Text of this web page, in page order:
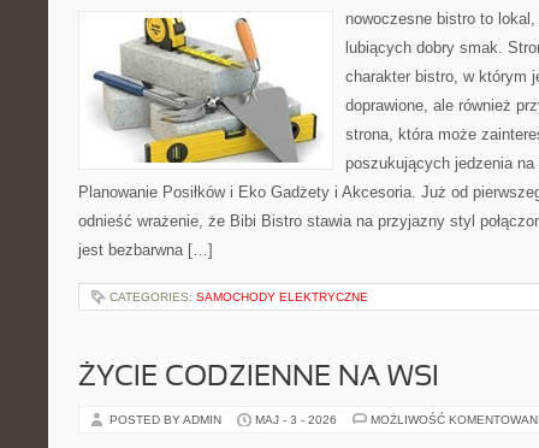
nowoczesne bistro to
lubiących dobry smak.
charakter bistro, w którym
doprawione, ale również
strona, która może
poszukujących jedzenia
Planowanie Posiłków i Eko Gadżety i Akcesoria. Już od
odnieść wrażenie, że Bibi Bistro stawia na przyjazny styl
jest bezbarwna […]
CATEGORIES: SAMOCHODY ELEKTRYCZNE
ŻYCIE CODZIENNE NA WSI
POSTED BY ADMIN MAJ - 3 - 2026 MOŻLIWOŚĆ